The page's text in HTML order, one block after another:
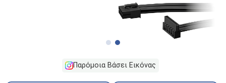
Παρόμοια Βάσει Εικόνας